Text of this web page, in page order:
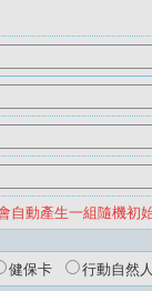
自動產生一組隨機初
健保卡 行動自然